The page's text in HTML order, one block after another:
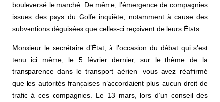
bouleversé le marché. De même, l’émergence de compagnies
issues des pays du Golfe inquiète, notamment à cause des
subventions déguisées que celles-ci reçoivent de leurs États.
Monsieur le secrétaire d’État, à l’occasion du débat qui s’est
tenu ici même, le 5 février dernier, sur le thème de la
transparence dans le transport aérien, vous avez réaffirmé
que les autorités françaises n’accordaient plus aucun droit de
trafic à ces compagnies. Le 13 mars, lors d’un conseil des